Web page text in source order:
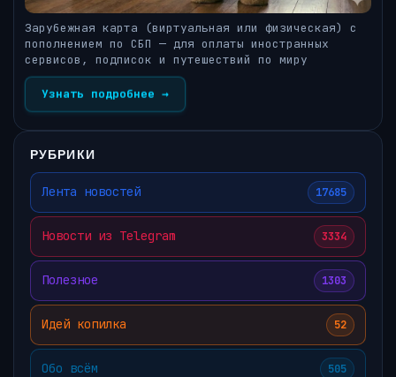
Зарубежная карта (виртуальная или физическая) с
пополнением по СБП — для оплаты иностранных
сервисов, подписок и путешествий по миру
Узнать подробнее →
РУБРИКИ
Лента новостей 17685
Новости из Telegram 3334
Полезное 1303
Идей копилка 52
Обо всём 505